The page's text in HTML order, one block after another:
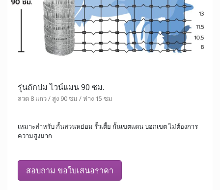
รุ่นถักปม ไวน์แมน 90 ซม.
ลวด 8 แถว / สูง 90 ซม / ห่าง 15 ซม
เหมาะสำหรับ กั้นสวนหย่อม รั้วเตี้ย กั้นเขตแดน บอกเขต ไม่ต้องการ
ความสูงมาก
สอบถาม ขอใบเสนอราคา